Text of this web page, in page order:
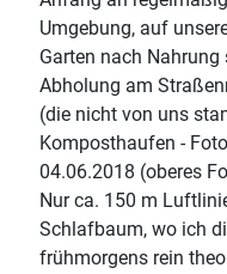
Umgebung, auf
Garten nach
Abholung am
(die nicht von uns
Komposthaufen -
04.06.2018 (oberes
Nur ca. 150 m
Schlafbaum, wo ich
frühmorgens rein